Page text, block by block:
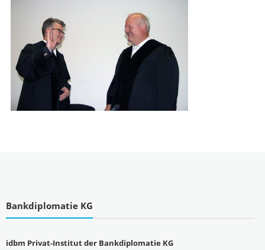
Bankdiplomatie KG
idbm Privat-Institut der Bankdiplomatie KG